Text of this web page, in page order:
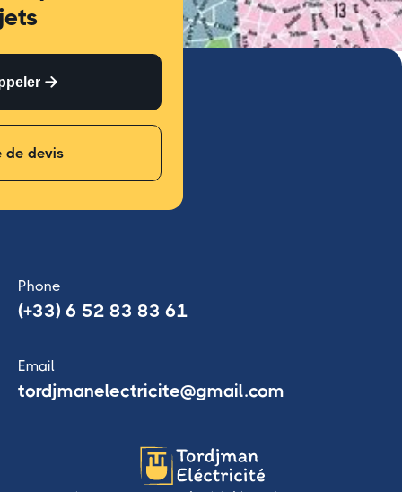

de devis
Phone
(+33) 6 52 83 83 61
Email
tordjmanelectricite@gmail.com